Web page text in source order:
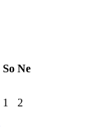
So Ne
1 2